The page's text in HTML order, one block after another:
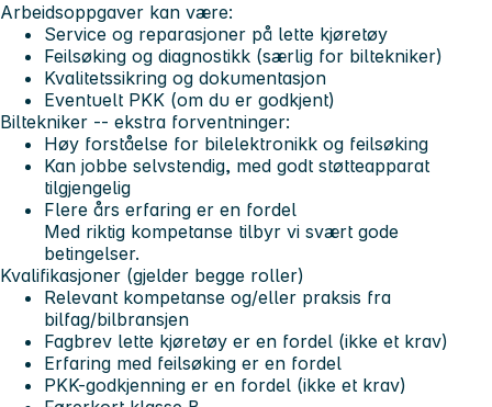
Arbeidsoppgaver kan være:
Service og reparasjoner på lette kjøretøy
Feilsøking og diagnostikk (særlig for biltekniker)
Kvalitetssikring og dokumentasjon
Eventuelt PKK (om du er godkjent)
Biltekniker -- ekstra forventninger:
Høy forståelse for bilelektronikk og feilsøking
Kan jobbe selvstendig, med godt støtteapparat
tilgjengelig
Flere års erfaring er en fordel
Med riktig kompetanse tilbyr vi svært gode
betingelser.
Kvalifikasjoner (gjelder begge roller)
Relevant kompetanse og/eller praksis fra
bilfag/bilbransjen
Fagbrev lette kjøretøy er en fordel (ikke et krav)
Erfaring med feilsøking er en fordel
PKK-godkjenning er en fordel (ikke et krav)